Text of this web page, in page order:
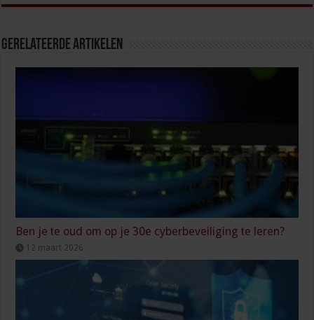
Gerelateerde Artikelen
Ben je te oud om op je 30e cyberbeveiliging te leren?
12 maart 2026